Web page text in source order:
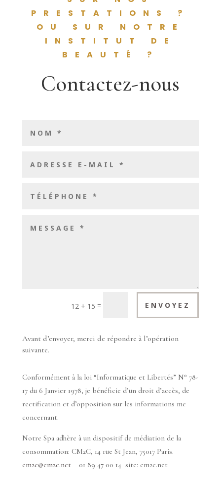
PRESTATIONS ?
OU SUR NOTRE
INSTITUT DE
BEAUTÉ ?
Contactez-nous
12 + 15 = ENVOYEZ
Avant d’envoyer, merci de répondre à l’opération
suivante.
Conformément à la loi “Informatique et Libertés” N° 78-
17 du 6 Janvier 1978, je bénéficie d’un droit d’accès, de
rectification et d’opposition sur les informations me
concernant.
Notre Spa adhère à un dispositif de médiation de la
consommation: CM2C, 14 rue St Jean, 75017 Paris.
cm2c@cm2c.net 01 89 47 00 14 site: cm2c.net